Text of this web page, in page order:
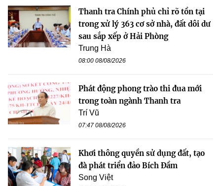
Thanh tra Chính phủ chỉ rõ tồn tại
trong xử lý 363 cơ sở nhà, đất dôi dư
sau sắp xếp ở Hải Phòng
Trung Hà
08:00 08/08/2026
Phát động phong trào thi đua mới
trong toàn ngành Thanh tra
Trí Vũ
07:47 08/08/2026
Khơi thông quyền sử dụng đất, tạo
đà phát triển đảo Bích Đầm
Song Việt